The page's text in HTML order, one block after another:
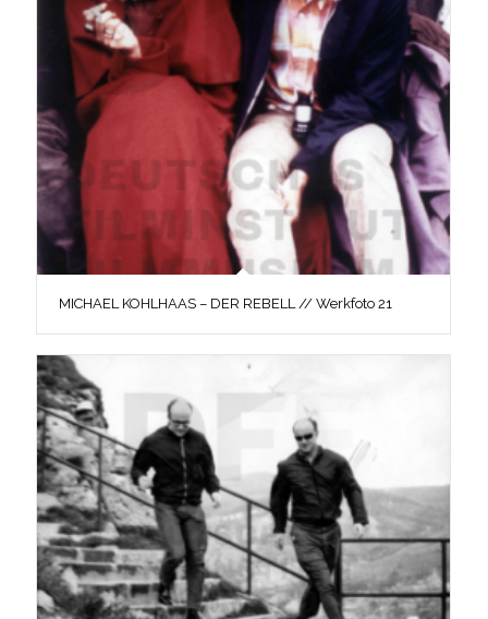
MICHAEL KOHLHAAS – DER REBELL // Werkfoto 21